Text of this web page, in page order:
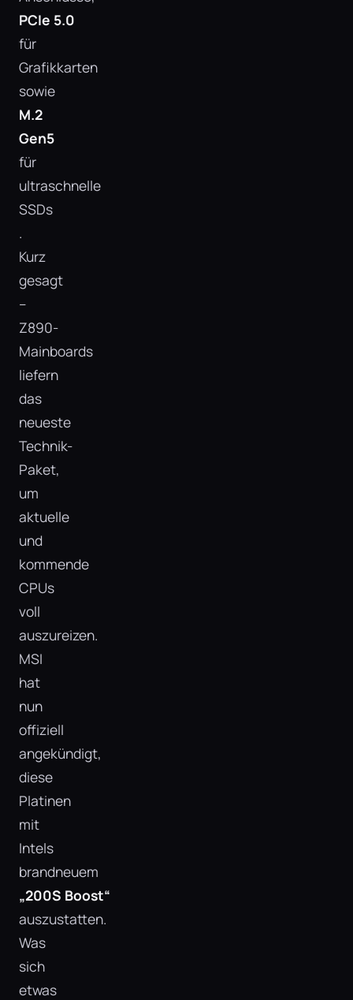
PCIe 5.0
für
Grafikkarten
sowie
M.2
Gen5
für
ultraschnelle
SSDs​
.
Kurz
gesagt
–
Z890-
Mainboards
liefern
das
neueste
Technik-
Paket,
um
aktuelle
und
kommende
CPUs
voll
auszureizen.
MSI
hat
nun
offiziell
angekündigt,
diese
Platinen
mit
Intels
brandneuem
„200S Boost“
auszustatten.
Was
sich
etwas